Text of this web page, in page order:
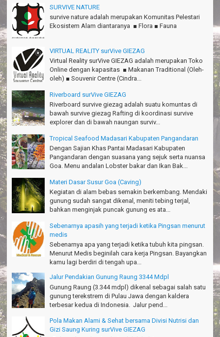
Rian - Surabaya
Thanks!Green canyon Amazing
William - Singapore
TRIms Team surVive atas panduan wisata Kabupaten
Pangandaran
Jacky - Depok
Haturnuhun kang Arief, Citumang seru!
Risna - Garut
TRIms surVive GIEZAG telah menemani kami ke Gn.Semeru.
Salam lestari!
Tapak Adventure Club - Bandung Barat
Thanks!
Michael - Sydney
Santoso - Kudus
Seru banget Pantai Batukaras!
Sudrajat - Kuningan
エキサイティングなツアー。ありがとう Arief Pangandaran
Nakata-Osaka Japan
Amazing palace
Hiromi - Fukusima Japan
SURVIVE NATURE
survive nature adalah merupakan Komunitas Pelestari
Ekosistem Alam diantaranya ■ Flora ■ Fauna
VIRTUAL REALITY surVive GIEZAG
Virtual Reality surVive GIEZAG adalah merupakan Toko
Online dengan kapasitas ■ Makanan Traditional (Oleh-
oleh) ■ Souvenir Centre (Cindra...
Riverboard surVive GIEZAG
Riverboard survive giezag adalah suatu komuntas di
bawah survive giezag Rafting di koordinasi survive
explorer dan di bawah naungan surviv...
Tropical Seafood Madasari Kabupaten Pangandaran
Dengan Sajian Khas Pantai Madasari Kabupaten
Pangandaran dengan suasana yang sejuk serta nuansa
Goa. Menu andalan Lobster bakar dan Ikan Bak...
Materi Dasar Susur Goa (Caving)
Kegiatan di alam bebas semakin berkembang. Mendaki
gunung sudah sangat dikenal, meniti tebing terjal,
bahkan menginjak puncak gunung es ata...
Sebenarnya apasih yang terjadi ketika Pingsan menurut
medis
Sebenarnya apa yang terjadi ketika tubuh kita pingsan.
Menurut Medis beginilah cara kerja Pingsan. Bayangkan
kamu lagi berdiri di tengah upa...
Jalur Pendakian Gunung Raung 3344 Mdpl
Gunung Raung (3.344 mdpl) dikenal sebagai salah satu
gunung terekstrem di Pulau Jawa dengan kaldera
terbesar kedua di Indonesia. Jalur pend...
Pola Makan Alami & Sehat bersama Divisi Nutrisi dan
Gizi Saung Kuring surVive GIEZAG